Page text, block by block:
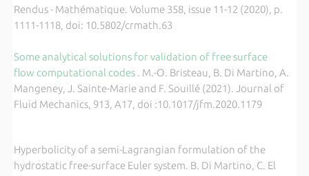
Rendus - Mathématique. Volume 358, issue 11-12 (2020), p.
1111-1118, doi: 10.5802/crmath.63
Some analytical solutions for validation of free surface
flow computational codes . M.-O. Bristeau, B. Di Martino, A.
Mangeney, J. Sainte-Marie and F. Souillé (2021). Journal of
Fluid Mechanics, 913, A17, doi :10.1017/jfm.2020.1179
Hyperbolicity of a semi-Lagrangian formulation of the
hydrostatic free-surface Euler system. B. Di Martino, C. El